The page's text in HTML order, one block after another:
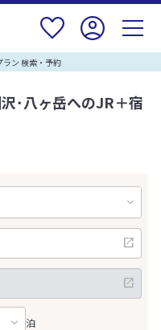
ラン 検索・予約
･八ヶ岳へのJR＋宿
泊